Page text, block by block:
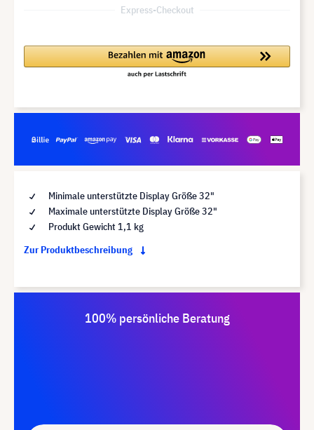
Express-Checkout
Minimale unterstützte Display Größe 32"
Maximale unterstützte Display Größe 32"
Produkt Gewicht 1,1 kg
Zur Produktbeschreibung
100% persönliche Beratung